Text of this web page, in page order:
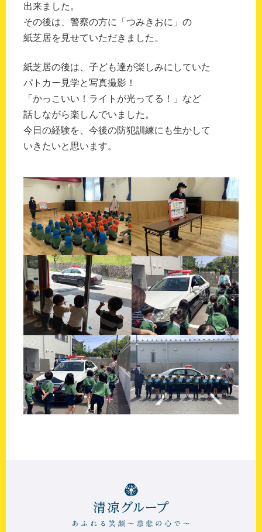
出来ました。
その後は、警察の方に「つみきおに」の
紙芝居を見せていただきました。
紙芝居の後は、子ども達が楽しみにしていた
パトカー見学と写真撮影！
「かっこいい！ライトが光ってる！」など
話しながら楽しんでいました。
今日の経験を、今後の防犯訓練にも生かして
いきたいと思います。